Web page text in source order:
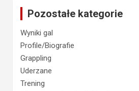
Pozostałe kategorie
Wyniki gal
Profile/Biografie
Grappling
Uderzane
Trening